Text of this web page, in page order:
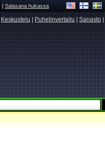
|Salasana hukassa
Keskustelu Puhelinvertailu Sanasto